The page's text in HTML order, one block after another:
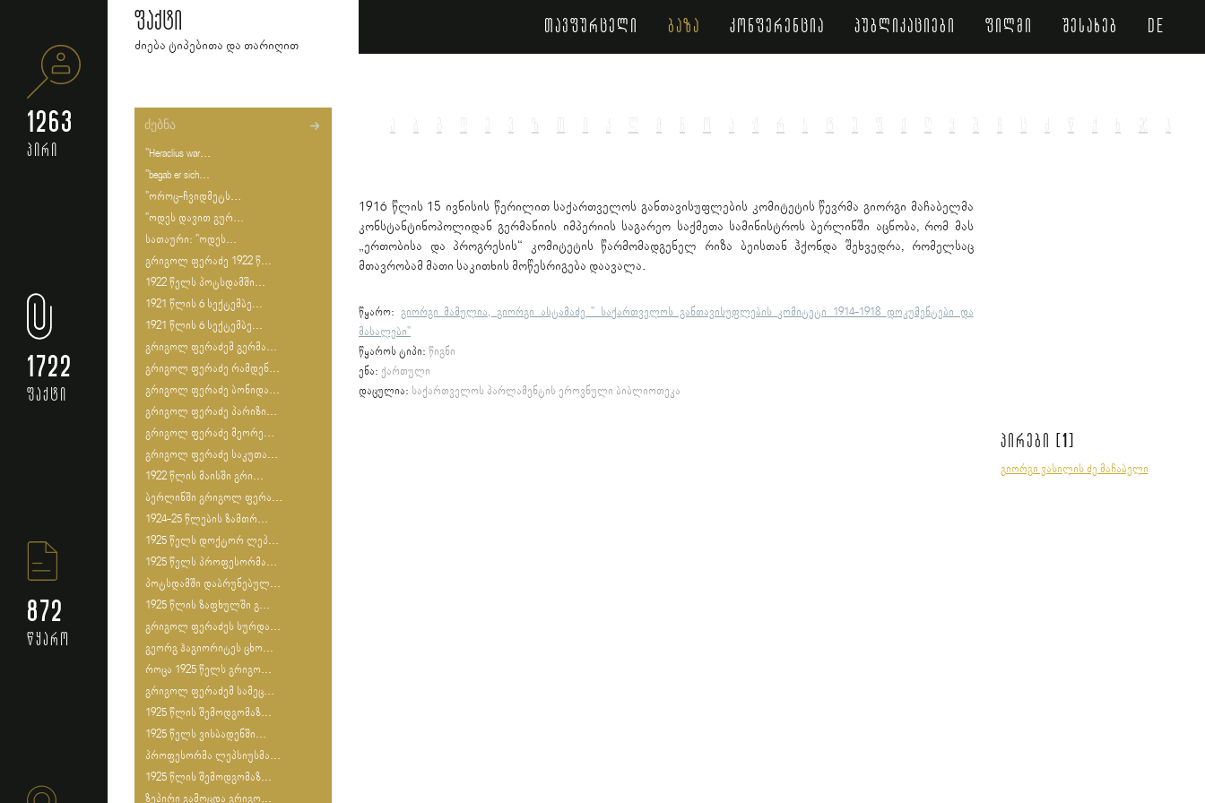
ფაქტი
ძიება ტიპებითა და თარიღით
თავფურცელი ბაზა კონფერენცია პუბლიკაციები ფილმი შესახებ de
1263
პირი
1722
ფაქტი
872
წყარო
"Heraclius war...
"begab er sich...
"ოროც-ჩვიდმეტს...
"ოდეს დავით გურ...
სათაური: "ოდეს...
გრიგოლ ფერაძე 1922 წ...
1922 წელს პოტსდამში...
1921 წლის 6 სექტემბე...
1921 წლის 6 სექტემბე...
გრიგოლ ფერაძემ გერმა...
გრიგოლ ფერაძე რამდენ...
გრიგოლ ფერაძე ბონიდა...
გრიგოლ ფერაძე პარიზი...
გრიგოლ ფერაძე მეორე...
გრიგოლ ფერაძე საკუთა...
1922 წლის მაისში გრი...
ბერლინში გრიგოლ ფერა...
1924-25 წლების ზამთრ...
1925 წელს დოქტორ ლეპ...
1925 წელს პროფესორმა...
პოტსდამში დაბრუნებულ...
1925 წლის ზაფხულში გ...
გრიგოლ ფერაძეს სურდა...
გეორგ ჰაგიორიტეს ცხო...
როცა 1925 წელს გრიგო...
გრიგოლ ფერაძემ სამეც...
1925 წლის შემოდგომაზ...
1925 წელს ვისბადენში...
პროფესორმა ლეპსიუსმა...
1925 წლის შემოდგომაზ...
ზეპირი გამოცდა გრიგო...
ზ კ მ ნ პ ჟ რ ტ ქ ყ ჩ წ ჭ ხ ჯ ჰ
1916 წლის 15 ივნისის წერილით საქართველოს განთავისუფლების კომიტეტის წევრმა გიორგი მაჩაბელმა
კონსტანტინოპოლიდან გერმანიის იმპერიის საგარეო საქმეთა სამინისტროს ბერლინში აცნობა, რომ მას
„ერთობისა და პროგრესის“ კომიტეტის წარმომადგენელ რიზა ბეისთან ჰქონდა შეხვედრა, რომელსაც
მთავრობამ მათი საკითხის მოწესრიგება დაავალა.
წყარო: გიორგი მამულია, გიორგი ასტამაძე " საქართველოს განთავისუფლების კომიტეტი 1914-1918 დოკუმენტები და
მასალები"
წყაროს ტიპი: წიგნი
ენა: ქართული
დაცულია: საქართველოს პარლამენტის ეროვნული ბიბლიოთეკა
პირები [1]
გიორგი ვასილის ძე მაჩაბელი